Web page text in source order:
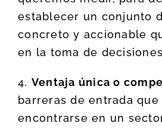
establecer un conjunto
concreto y accionable
en la toma de
4. Ventaja única o
barreras de entrada que
encontrarse en un